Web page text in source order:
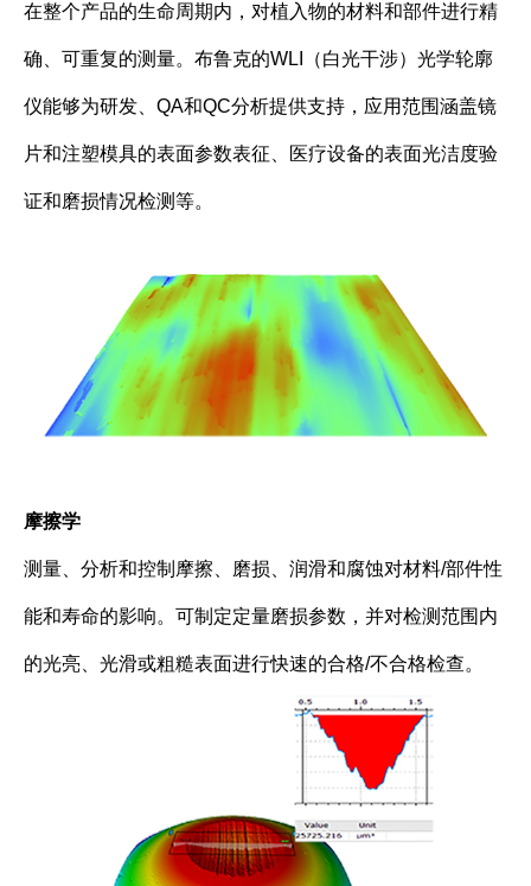
在整个产品的生命周期内，对植入物的材料和部件进行精
确、可重复的测量。布鲁克的WLI（白光干涉）光学轮廓
仪能够为研发、QA和QC分析提供支持，应用范围涵盖镜
片和注塑模具的表面参数表征、医疗设备的表面光洁度验
证和磨损情况检测等。
摩擦学
测量、分析和控制摩擦、磨损、润滑和腐蚀对材料/部件性
能和寿命的影响。可制定定量磨损参数，并对检测范围内
的光亮、光滑或粗糙表面进行快速的合格/不合格检查。